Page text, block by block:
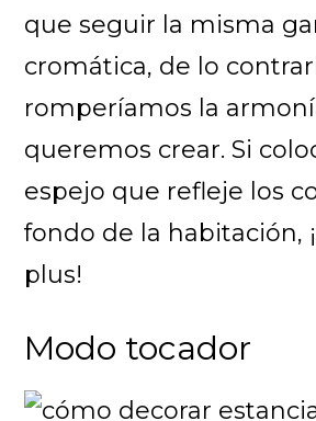
que seguir la misma
cromática, de lo
romperíamos la
queremos crear. Si
espejo que refleje los
fondo de la habitación,
plus!
Modo tocador